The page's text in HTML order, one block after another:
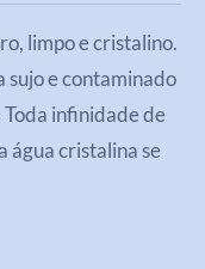
limpo e cristalino.
sujo e contaminado
Toda infinidade de
água cristalina se